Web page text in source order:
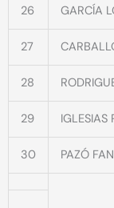
26 GARCÍA
27
28
29 IGLESIAS
30 PAZÓ